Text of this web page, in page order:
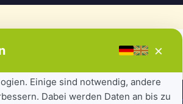
×
Einige sind notwendig, andere
Dabei werden Daten an bis zu